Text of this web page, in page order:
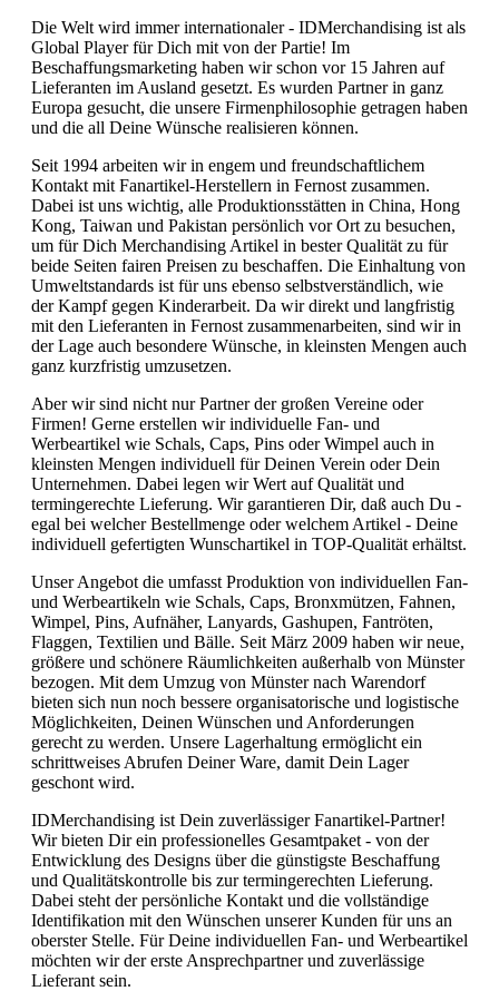
Die Welt wird immer internationaler - IDMerchandising ist als
Global Player für Dich mit von der Partie! Im
Beschaffungsmarketing haben wir schon vor 15 Jahren auf
Lieferanten im Ausland gesetzt. Es wurden Partner in ganz
Europa gesucht, die unsere Firmenphilosophie getragen haben
und die all Deine Wünsche realisieren können.
Seit 1994 arbeiten wir in engem und freundschaftlichem
Kontakt mit Fanartikel-Herstellern in Fernost zusammen.
Dabei ist uns wichtig, alle Produktionsstätten in China, Hong
Kong, Taiwan und Pakistan persönlich vor Ort zu besuchen,
um für Dich Merchandising Artikel in bester Qualität zu für
beide Seiten fairen Preisen zu beschaffen. Die Einhaltung von
Umweltstandards ist für uns ebenso selbstverständlich, wie
der Kampf gegen Kinderarbeit. Da wir direkt und langfristig
mit den Lieferanten in Fernost zusammenarbeiten, sind wir in
der Lage auch besondere Wünsche, in kleinsten Mengen auch
ganz kurzfristig umzusetzen.
Aber wir sind nicht nur Partner der großen Vereine oder
Firmen! Gerne erstellen wir individuelle Fan- und
Werbeartikel wie Schals, Caps, Pins oder Wimpel auch in
kleinsten Mengen individuell für Deinen Verein oder Dein
Unternehmen. Dabei legen wir Wert auf Qualität und
termingerechte Lieferung. Wir garantieren Dir, daß auch Du -
egal bei welcher Bestellmenge oder welchem Artikel - Deine
individuell gefertigten Wunschartikel in TOP-Qualität erhältst.
Unser Angebot die umfasst Produktion von individuellen Fan-
und Werbeartikeln wie Schals, Caps, Bronxmützen, Fahnen,
Wimpel, Pins, Aufnäher, Lanyards, Gashupen, Fantröten,
Flaggen, Textilien und Bälle. Seit März 2009 haben wir neue,
größere und schönere Räumlichkeiten außerhalb von Münster
bezogen. Mit dem Umzug von Münster nach Warendorf
bieten sich nun noch bessere organisatorische und logistische
Möglichkeiten, Deinen Wünschen und Anforderungen
gerecht zu werden. Unsere Lagerhaltung ermöglicht ein
schrittweises Abrufen Deiner Ware, damit Dein Lager
geschont wird.
IDMerchandising ist Dein zuverlässiger Fanartikel-Partner!
Wir bieten Dir ein professionelles Gesamtpaket - von der
Entwicklung des Designs über die günstigste Beschaffung
und Qualitätskontrolle bis zur termingerechten Lieferung.
Dabei steht der persönliche Kontakt und die vollständige
Identifikation mit den Wünschen unserer Kunden für uns an
oberster Stelle. Für Deine individuellen Fan- und Werbeartikel
möchten wir der erste Ansprechpartner und zuverlässige
Lieferant sein.